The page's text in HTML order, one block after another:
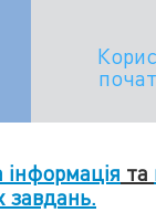
та
завдань.